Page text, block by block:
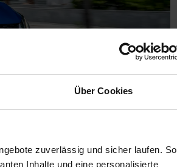
Über Cookies
zuverlässig und sicher laufen. So
Inhalte und eine personalisierte